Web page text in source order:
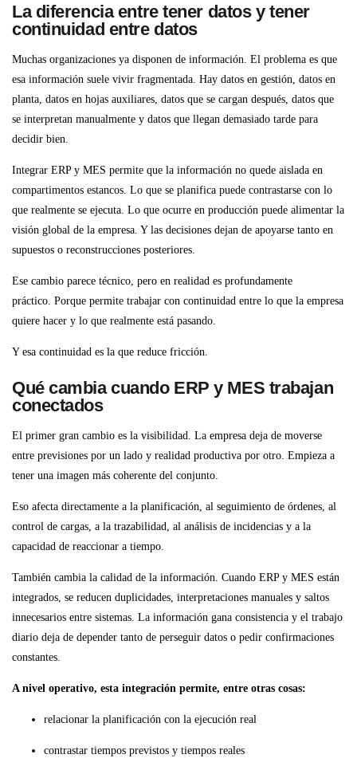
La diferencia entre tener datos y tener
continuidad entre datos
Muchas organizaciones ya disponen de información. El problema es que
esa información suele vivir fragmentada. Hay datos en gestión, datos en
planta, datos en hojas auxiliares, datos que se cargan después, datos que
se interpretan manualmente y datos que llegan demasiado tarde para
decidir bien.
Integrar ERP y MES permite que la información no quede aislada en
compartimentos estancos. Lo que se planifica puede contrastarse con lo
que realmente se ejecuta. Lo que ocurre en producción puede alimentar la
visión global de la empresa. Y las decisiones dejan de apoyarse tanto en
supuestos o reconstrucciones posteriores.
Ese cambio parece técnico, pero en realidad es profundamente
práctico. Porque permite trabajar con continuidad entre lo que la empresa
quiere hacer y lo que realmente está pasando.
Y esa continuidad es la que reduce fricción.
Qué cambia cuando ERP y MES trabajan
conectados
El primer gran cambio es la visibilidad. La empresa deja de moverse
entre previsiones por un lado y realidad productiva por otro. Empieza a
tener una imagen más coherente del conjunto.
Eso afecta directamente a la planificación, al seguimiento de órdenes, al
control de cargas, a la trazabilidad, al análisis de incidencias y a la
capacidad de reaccionar a tiempo.
También cambia la calidad de la información. Cuando ERP y MES están
integrados, se reducen duplicidades, interpretaciones manuales y saltos
innecesarios entre sistemas. La información gana consistencia y el trabajo
diario deja de depender tanto de perseguir datos o pedir confirmaciones
constantes.
A nivel operativo, esta integración permite, entre otras cosas:
relacionar la planificación con la ejecución real
contrastar tiempos previstos y tiempos reales